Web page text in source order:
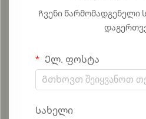
Ჩვენი წარმომადგენელი
Ელ. ფოსტა
Სახელი